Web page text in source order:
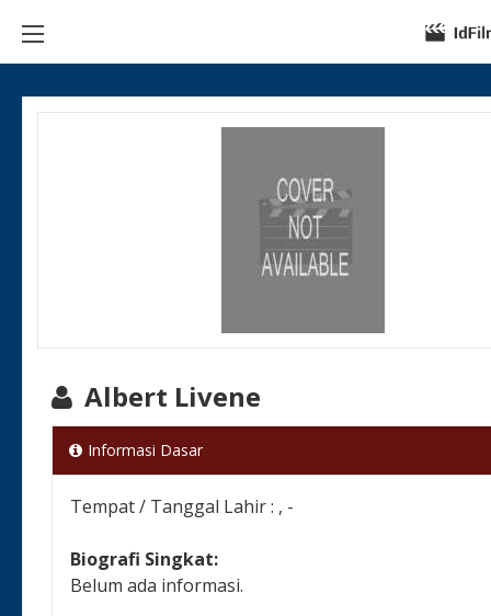
Albert Livene
Informasi Dasar
Tempat / Tanggal Lahir : , -
Biografi Singkat:
Belum ada informasi.